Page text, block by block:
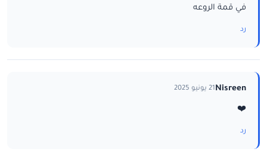
في قمة الروعه
رد
Nisreen21 يونيو 2025
❤️
رد